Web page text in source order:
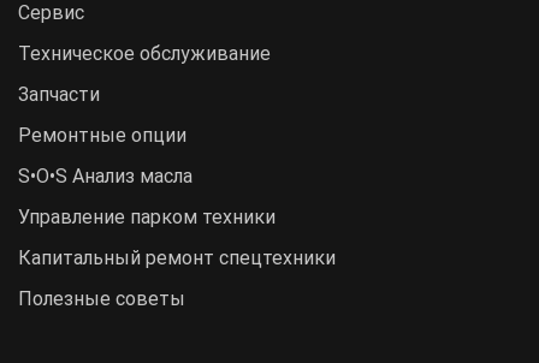
Сервис
Техническое обслуживание
Запчасти
Ремонтные опции
S•O•S Анализ масла
Управление парком техники
Капитальный ремонт спецтехники
Полезные советы